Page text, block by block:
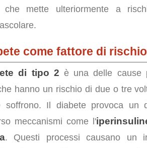
che mette ulteriormente a
come fattore di
di tipo 2 è una delle cause
hanno un rischio di due o tre
soffrono. Il diabete provoca un
meccanismi come l'
. Questi processi causano un